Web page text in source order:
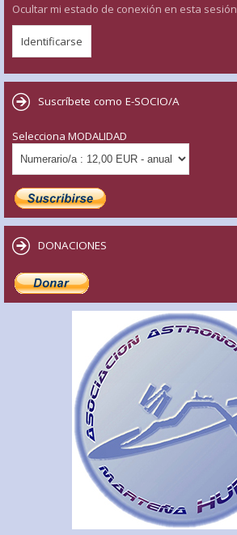
Ocultar mi estado de conexión en esta sesión
Suscríbete como E-SOCIO/A
Selecciona MODALIDAD
DONACIONES